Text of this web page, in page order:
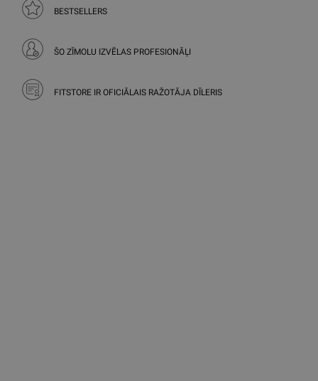
BESTSELLERS
ŠO ZĪMOLU IZVĒLAS PROFESIONĀĻI
FITSTORE IR OFICIĀLAIS RAŽOTĀJA DĪLERIS